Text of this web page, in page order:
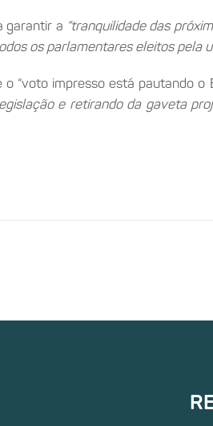
garantir a “tranquilidade das
os parlamentares eleitos pela
“voto impresso está pautando o
e retirando da gaveta